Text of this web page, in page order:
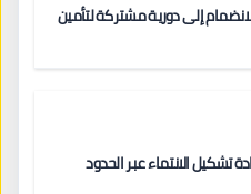
إلى دورية مشتركة لتأمين
تشكيل الانتماء عبر الحدود